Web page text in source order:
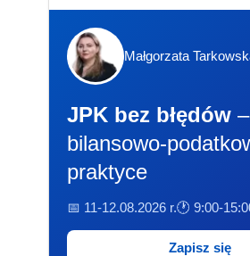
Małgorzata
JPK bez błędów
bilansowo-
praktyce
📅 11-12.08.2026 r.🕐 9:00-
Zapisz się